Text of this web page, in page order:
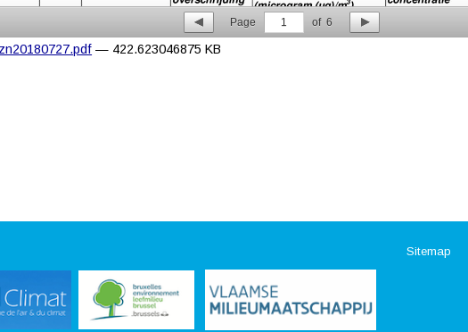
Page 1 of6
— 422.623046875 KB
Sitemap